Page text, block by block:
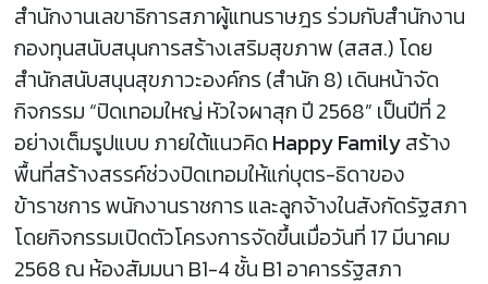
สำนักงานเลขาธิการสภาผู้แทนราษฎร ร่วมกับสำนักงาน
กองทุนสนับสนุนการสร้างเสริมสุขภาพ (สสส.) โดย
สำนักสนับสนุนสุขภาวะองค์กร (สำนัก 8) เดินหน้าจัด
กิจกรรม “ปิดเทอมใหญ่ หัวใจผาสุก ปี 2568” เป็นปีที่ 2
อย่างเต็มรูปแบบ ภายใต้แนวคิด Happy Familyสร้าง
พื้นที่สร้างสรรค์ช่วงปิดเทอมให้แก่บุตร-ธิดาของ
ข้าราชการ พนักงานราชการ และลูกจ้างในสังกัดรัฐสภา
โดยกิจกรรมเปิดตัวโครงการจัดขึ้นเมื่อวันที่ 17 มีนาคม
2568 ณ ห้องสัมมนา B1-4 ชั้น B1 อาคารรัฐสภา